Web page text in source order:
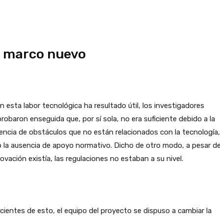
marco nuevo
esta labor tecnológica ha resultado útil, los investigadores
enseguida que, por sí sola, no era suficiente debido a la
de obstáculos que no están relacionados con la tecnología,
la ausencia de apoyo normativo. Dicho de otro modo, a pesar
existía, las regulaciones no estaban a su nivel.
de esto, el equipo del proyecto se dispuso a cambiar la